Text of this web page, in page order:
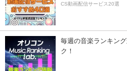
CS動画配信サービス20選
毎週の音楽ランキン
ク！